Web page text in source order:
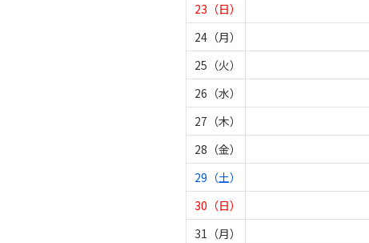
23（日）
24（月）
25（火）
26（水）
27（木）
28（金）
29（土）
30（日）
31（月）